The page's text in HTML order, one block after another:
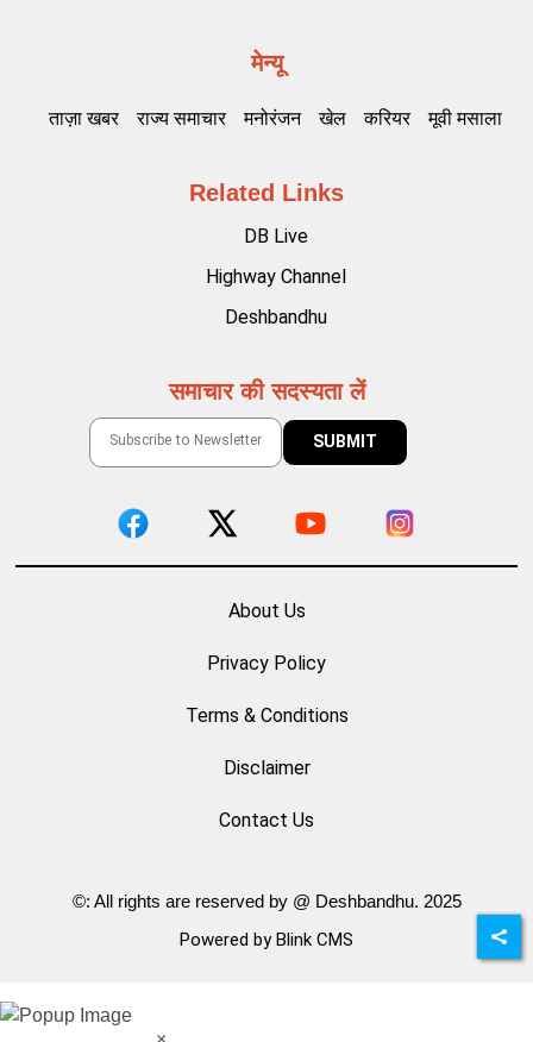
मेन्यू
ताज़ा खबर राज्य समाचार मनोरंजन खेल करियर मूवी मसाला
Related Links
DB Live
Highway Channel
Deshbandhu
समाचार की सदस्यता लें
About Us
Privacy Policy
Terms & Conditions
Disclaimer
Contact Us
©: All rights are reserved by @ Deshbandhu. 2025
Powered by Blink CMS